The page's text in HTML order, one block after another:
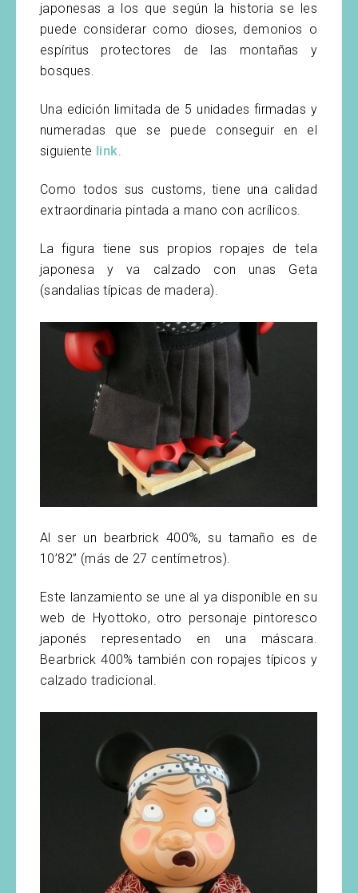
japonesas a los que según la historia se les
puede considerar como dioses, demonios o
espíritus protectores de las montañas y
bosques.
Una edición limitada de 5 unidades firmadas y
numeradas que se puede conseguir en el
siguiente link.
Como todos sus customs, tiene una calidad
extraordinaria pintada a mano con acrílicos.
La figura tiene sus propios ropajes de tela
japonesa y va calzado con unas Geta
(sandalias típicas de madera).
Al ser un bearbrick 400%, su tamaño es de
10’82” (más de 27 centímetros).
Este lanzamiento se une al ya disponible en su
web de Hyottoko, otro personaje pintoresco
japonés representado en una máscara.
Bearbrick 400% también con ropajes típicos y
calzado tradicional.